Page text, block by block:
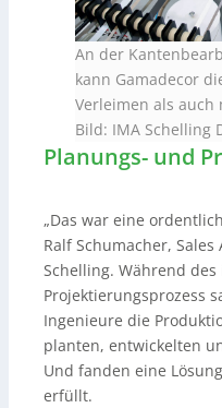
An der
kann Gamadecor
Verleimen als
Bild: IMA Schelling
Planungs- und
„Das war eine
Ralf Schumacher,
Schelling. Während
Projektierungsprozess
Ingenieure die
planten, entwickelten
Und fanden eine
erfüllt.